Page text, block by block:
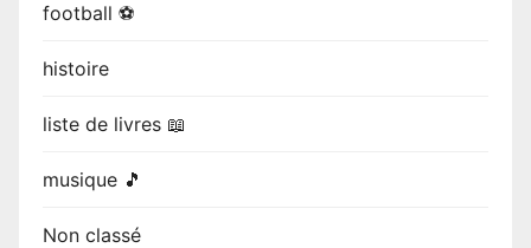
football ⚽
histoire
liste de livres 📖
musique 🎵
Non classé